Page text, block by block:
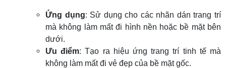
Ứng dụng: Sử dụng cho các nhãn dán trang trí
mà không làm mất đi hình nền hoặc bề mặt bên
dưới.
Ưu điểm: Tạo ra hiệu ứng trang trí tinh tế mà
không làm mất đi vẻ đẹp của bề mặt gốc.